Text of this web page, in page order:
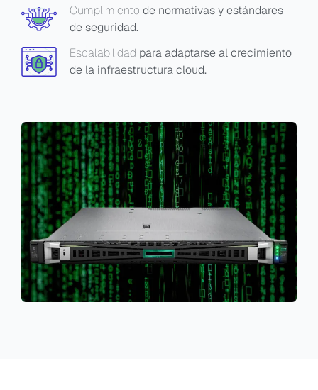
Cumplimiento de normativas y estándares
de seguridad.
Escalabilidad para adaptarse al crecimiento
de la infraestructura cloud.